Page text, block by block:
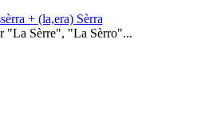
+ (la,era) Sèrra
"La Sèrre", "La Sèrro"...